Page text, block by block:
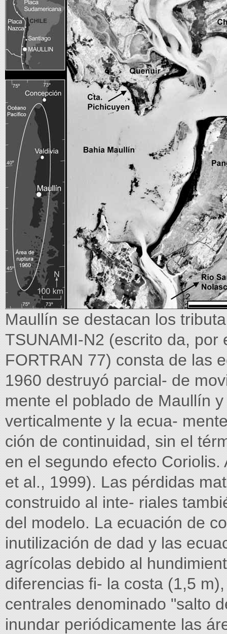
Maullín se destacan los
TSUNAMI-N2 (escrito da, por
FORTRAN 77) consta de las
1960 destruyó parcial- de
mente el poblado de Maullín
verticalmente y la ecua-
ción de continuidad, sin el
en el segundo efecto
et al., 1999). Las pérdidas
construido al inte- riales
del modelo. La ecuación de
inutilización de dad y las
agrícolas debido al
diferencias fi- la costa (1,5
centrales denominado "salto
inundar periódicamente las